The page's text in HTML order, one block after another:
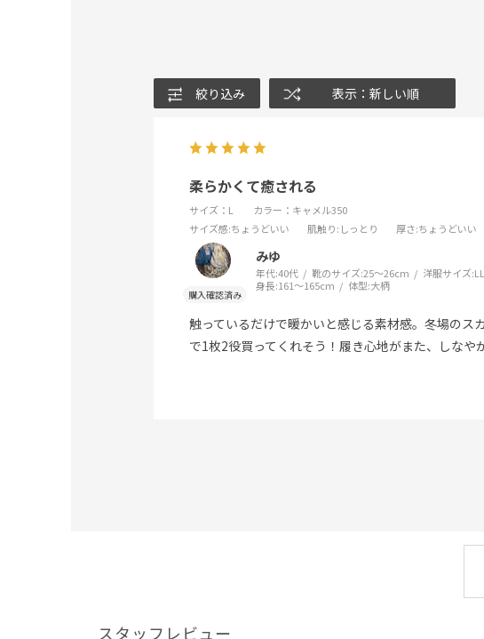
絞り込み 表示：新しい順
柔らかくて癒される
サイズ：L
カラー：キャメル350
サイズ感:ちょうどいい 肌触り:しっとり 厚さ:ちょうどいい
みゆ
年代:40代 靴のサイズ:25～26cm 洋服サイズ:LL
身長:161～165cm 体型:大柄
触っているだけで暖かいと感じる素材感。冬場の
で1枚2役買ってくれそう！履き心地がまた、しなや
スタッフレビュー